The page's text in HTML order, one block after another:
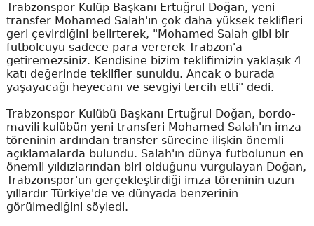
Trabzonspor Kulüp Başkanı Ertuğrul Doğan, yeni
transfer Mohamed Salah'ın çok daha yüksek teklifleri
geri çevirdiğini belirterek, "Mohamed Salah gibi bir
futbolcuyu sadece para vererek Trabzon'a
getiremezsiniz. Kendisine bizim teklifimizin yaklaşık 4
katı değerinde teklifler sunuldu. Ancak o burada
yaşayacağı heyecanı ve sevgiyi tercih etti" dedi.
Trabzonspor Kulübü Başkanı Ertuğrul Doğan, bordo-
mavili kulübün yeni transferi Mohamed Salah'ın imza
töreninin ardından transfer sürecine ilişkin önemli
açıklamalarda bulundu. Salah'ın dünya futbolunun en
önemli yıldızlarından biri olduğunu vurgulayan Doğan,
Trabzonspor'un gerçekleştirdiği imza töreninin uzun
yıllardır Türkiye'de ve dünyada benzerinin
görülmediğini söyledi.